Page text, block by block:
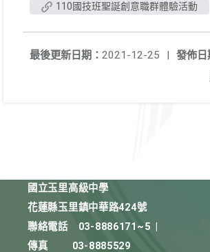
110國技班聖誕創意職群體驗活動
發佈日
最後更新日期： 2021-12-25
|
國立玉里高級中學
花蓮縣玉里鎮中華路424號
聯絡電話
03-8886171~5
傳真
03-8885529